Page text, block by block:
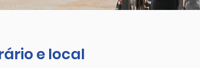
e local